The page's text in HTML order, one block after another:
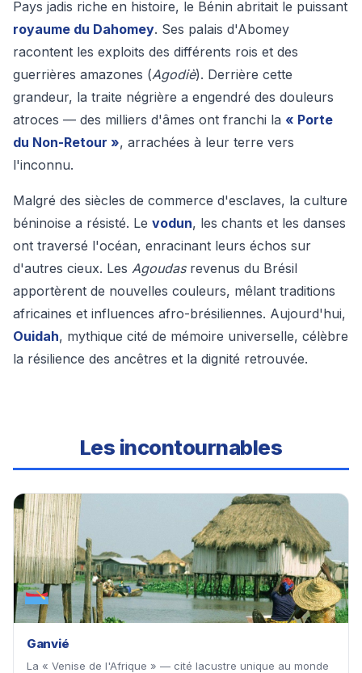
Pays jadis riche en histoire, le Bénin abritait le puissant
royaume du Dahomey. Ses palais d'Abomey
racontent les exploits des différents rois et des
guerrières amazones (Agodiè). Derrière cette
grandeur, la traite négrière a engendré des douleurs
atroces — des milliers d'âmes ont franchi la « Porte
du Non-Retour », arrachées à leur terre vers
l'inconnu.
Malgré des siècles de commerce d'esclaves, la culture
béninoise a résisté. Le vodun, les chants et les danses
ont traversé l'océan, enracinant leurs échos sur
d'autres cieux. Les Agoudasrevenus du Brésil
apportèrent de nouvelles couleurs, mêlant traditions
africaines et influences afro-brésiliennes. Aujourd'hui,
Ouidah, mythique cité de mémoire universelle, célèbre
la résilience des ancêtres et la dignité retrouvée.
Les incontournables
Ganvié
La « Venise de l'Afrique » — cité lacustre unique au monde